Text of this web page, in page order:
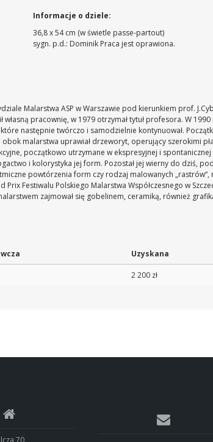
Informacje o dziele:
36,8 x 54 cm (w świetle passe-partout)
sygn. p.d.: Dominik Praca jest oprawiona.
Malarstwa ASP w Warszawie pod kierunkiem prof.
pracownię, w 1979 otrzymał tytuł profesora. W
następnie twórczo i samodzielnie kontynuował.
malarstwa uprawiał drzeworyt, operujący szerokimi
początkowo utrzymane w ekspresyjnej i
i kolorystyka jej form. Pozostał jej wierny do dziś,
powtórzenia form czy rodzaj malowanych
Festiwalu Polskiego Malarstwa Współczesnego w
zajmował się gobelinem, ceramiką, również
Uzyskana
2 200 zł
70,